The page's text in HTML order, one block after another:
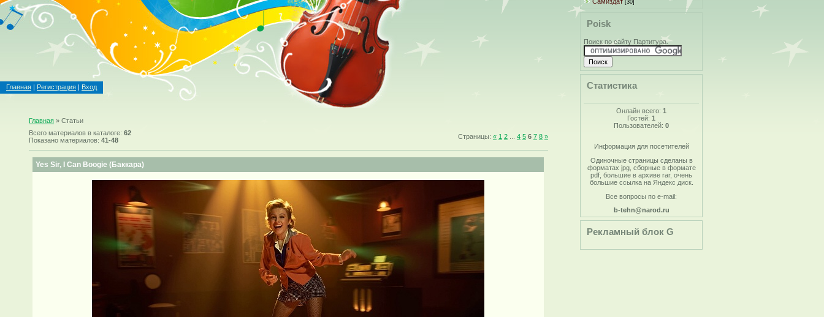
Главная | Регистрация | Вход
Главная »Статьи
Всего материалов в каталоге:62
Показано материалов:41-48 Страницы: « 1 2 4 5 6 7 8 »
Yes Sir, I Can Boogie (Баккара)
[30]
Poisk
Поиск по сайту Партитура.
Статистика
Онлайн всего: 1
Гостей: 1
Пользователей: 0
Информация для посетителей
Одиночные страницы сделаны в
форматах jpg, сборные в формате
pdf, большие в архиве rar, очень
большие ссылка на Яндекс диск.
Все вопросы по e-mail:
b-tehn@narod.ru
Рекламный блок G